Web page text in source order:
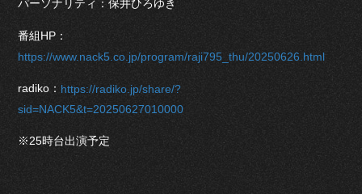
パーソナリティ：保井ひろゆき
番組HP：
https://www.nack5.co.jp/program/raji795_thu/20250626.html
radiko： https://radiko.jp/share/?
sid=NACK5&t=20250627010000
※25時台出演予定